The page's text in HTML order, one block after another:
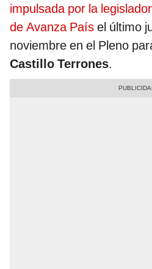
impulsada por la
de Avanza País el último
noviembre en el Pleno
Castillo Terrones.